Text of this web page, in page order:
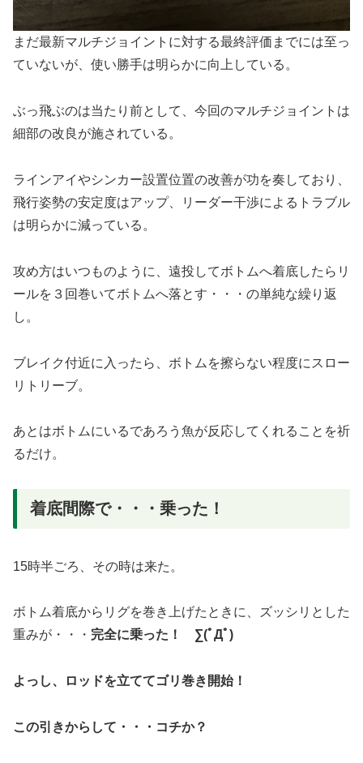
まだ最新マルチジョイントに対する最終評価までには至っ
ていないが、使い勝手は明らかに向上している。
ぶっ飛ぶのは当たり前として、今回のマルチジョイントは
細部の改良が施されている。
ラインアイやシンカー設置位置の改善が功を奏しており、
飛行姿勢の安定度はアップ、リーダー干渉によるトラブル
は明らかに減っている。
攻め方はいつものように、遠投してボトムへ着底したらリ
ールを３回巻いてボトムへ落とす・・・の単純な繰り返
し。
ブレイク付近に入ったら、ボトムを擦らない程度にスロー
リトリーブ。
あとはボトムにいるであろう魚が反応してくれることを祈
るだけ。
着底間際で・・・乗った！
15時半ごろ、その時は来た。
ボトム着底からリグを巻き上げたときに、ズッシリとした
重みが・・・ 完全に乗った！ ∑(ﾟДﾟ)
よっし、ロッドを立ててゴリ巻き開始！
この引きからして・・・コチか？